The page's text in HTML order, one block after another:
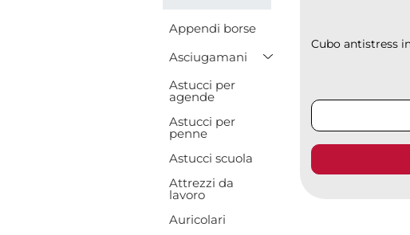
Appendi borse
Asciugamani
Toggle Dropdown
Astucci per
agende
Astucci per
penne
Astucci scuola
Attrezzi da
lavoro
Auricolari
Cubo antistress